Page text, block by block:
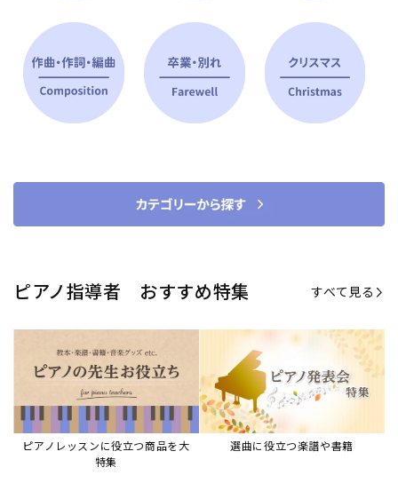
ピアノ指導者 おすすめ特集 すべて見る
ピアノレッスンに役立つ商品を大
特集
選曲に役立つ楽譜や書籍